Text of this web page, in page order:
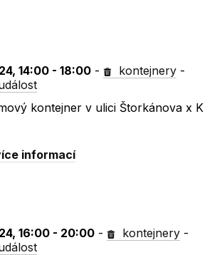
14:00 - 18:00 - kontejnery -
kontejner v ulici Štorkánova x K
informací
16:00 - 20:00 - kontejnery -